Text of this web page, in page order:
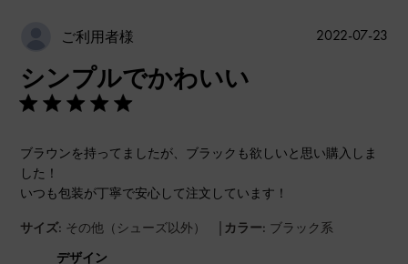
ご利用者様
シンプルでかわいい
ブラウンを持ってましたが、ブラックも欲しいと思い購入しま
した！
いつも包装が丁寧で安心して注文しています！
サイズ: その他（シューズ以外） | カラー: ブラック系
デザイン
公
2022-07-23